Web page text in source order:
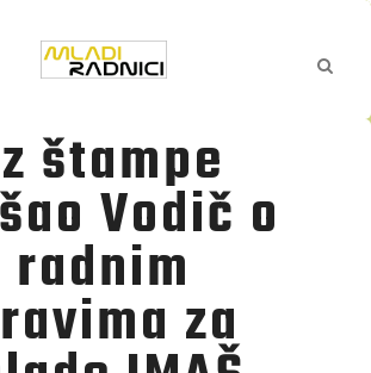
štampe
Vodič o
radnim
za